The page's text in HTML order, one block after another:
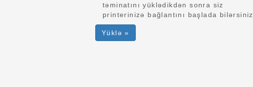
təminatını yüklədikdən sonra siz
printerinizə bağlantını başlada bilərsiniz.
Yüklə »